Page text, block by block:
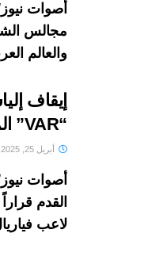
أصوات
مجالس
والعالم
إيقاف
“VAR” المثيرة
أبريل 25, 2025
أصوات
القدم
لاعب